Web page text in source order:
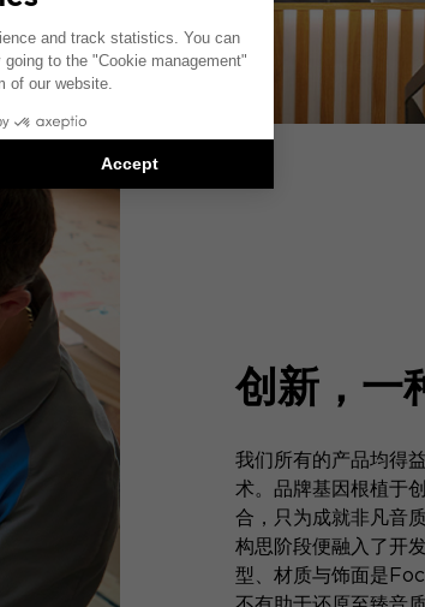
创新，一
我们所有的产品均得
术。品牌基因根植于
合，只为成就非凡音
构思阶段便融入了开
型、材质与饰面是